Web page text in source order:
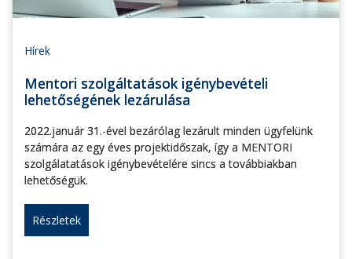
Hírek
Mentori szolgáltatások igénybevételi
lehetőségének lezárulása
2022.január 31.-ével bezárólag lezárult minden ügyfelünk
számára az egy éves projektidőszak, így a MENTORI
szolgálatatások igénybevételére sincs a továbbiakban
lehetőségük.
Részletek